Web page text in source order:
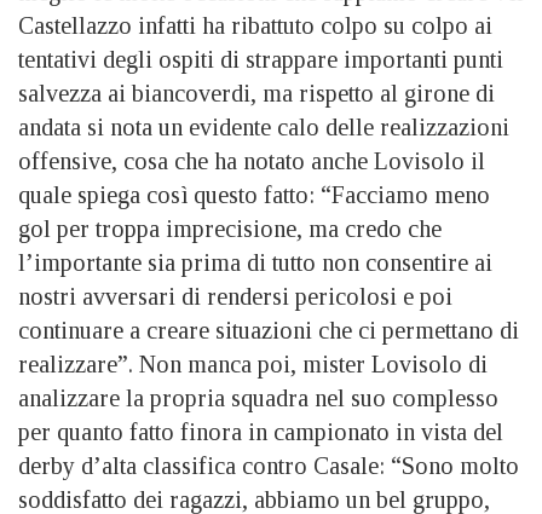
Castellazzo infatti ha ribattuto colpo su colpo ai
tentativi degli ospiti di strappare importanti punti
salvezza ai biancoverdi, ma rispetto al girone di
andata si nota un evidente calo delle realizzazioni
offensive, cosa che ha notato anche Lovisolo il
quale spiega così questo fatto: “Facciamo meno
gol per troppa imprecisione, ma credo che
l’importante sia prima di tutto non consentire ai
nostri avversari di rendersi pericolosi e poi
continuare a creare situazioni che ci permettano di
realizzare”. Non manca poi, mister Lovisolo di
analizzare la propria squadra nel suo complesso
per quanto fatto finora in campionato in vista del
derby d’alta classifica contro Casale: “Sono molto
soddisfatto dei ragazzi, abbiamo un bel gruppo,